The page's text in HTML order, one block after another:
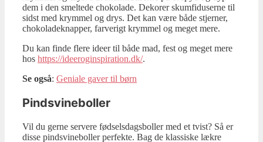
dem i den smeltede chokolade. Dekorer skumfiduserne til
sidst med krymmel og drys. Det kan være både stjerner,
chokoladeknapper, farverigt krymmel og meget mere.
Du kan finde flere ideer til både mad, fest og meget mere
hos https://ideeroginspiration.dk/.
Se også: Geniale gaver til børn
Pindsvineboller
Vil du gerne servere fødselsdagsboller med et tvist? Så er
disse pindsvineboller perfekte. Bag de klassiske lækre